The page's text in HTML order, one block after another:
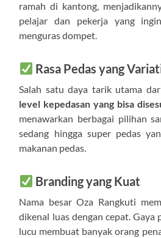
ramah di kantong,
pelajar dan pekerja yang
menguras dompet.
Rasa Pedas yang
Salah satu daya tarik utama
level kepedasan yang bisa
menawarkan berbagai pilihan
sedang hingga super pedas
makanan pedas.
Branding yang Kuat
Nama besar Oza Rangkuti
dikenal luas dengan cepat. Gaya
lucu membuat banyak orang